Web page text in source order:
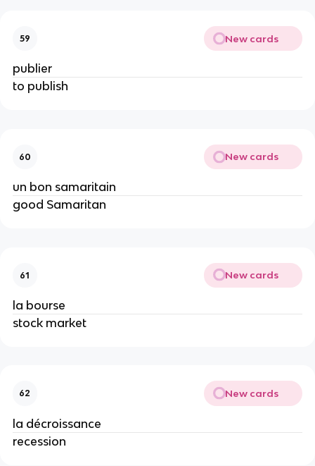
59 New cards
publier
to publish
60 New cards
un bon samaritain
good Samaritan
61 New cards
la bourse
stock market
62 New cards
la décroissance
recession